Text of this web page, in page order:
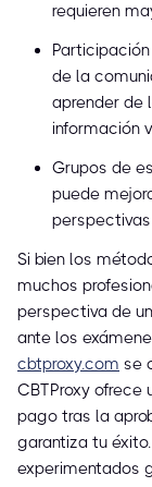
requieren
de la
aprender de
información
Grupos de
puede
Si bien los
muchos
perspectiva de
ante los
cbtproxy.com se
CBTProxy ofrece
pago tras la
garantiza tu
experimentados